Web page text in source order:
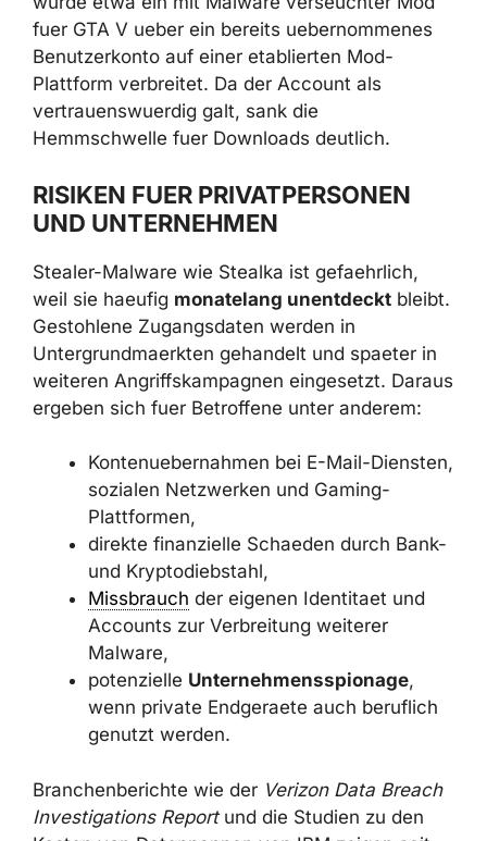
Verbreitung von Stealka missbrauchen. So
wurde etwa ein mit Malware verseuchter Mod
fuer GTA V ueber ein bereits uebernommenes
Benutzerkonto auf einer etablierten Mod-
Plattform verbreitet. Da der Account als
vertrauenswuerdig galt, sank die
RISIKEN FUER PRIVATPERSONEN
UND UNTERNEHMEN
Stealer-Malware wie Stealka ist gefaehrlich,
weil sie haeufigmonatelang unentdeckt
bleibt. Gestohlene Zugangsdaten werden in
Untergrundmaerkten gehandelt und spaeter in
weiteren Angriffskampagnen eingesetzt.
anderem:
Kontenuebernahmen bei E-Mail-
Diensten, sozialen Netzwerken und
Gaming-Plattformen,
direkte finanzielle Schaeden durch
Bank- und Kryptodiebstahl,
Missbrauch
Accounts zur Verbreitung weiterer
Malware,
potenzielleUnternehmensspionage
genutzt werden.